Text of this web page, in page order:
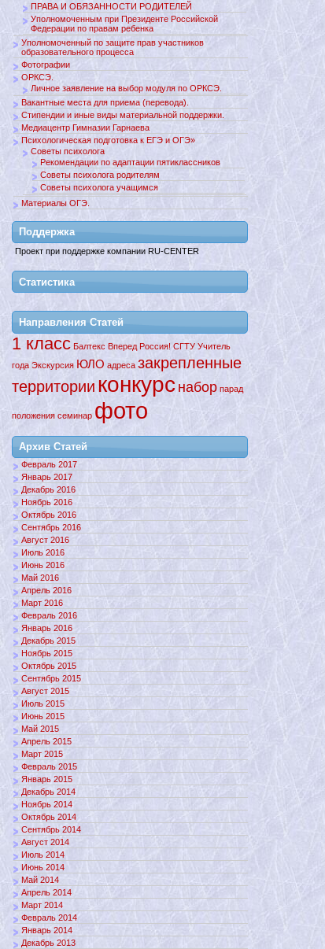
ПРАВА И ОБЯЗАННОСТИ РОДИТЕЛЕЙ
Уполномоченным при Президенте Российской
Федерации по правам ребенка
Уполномоченный по защите прав участников
образовательного процесса
Фотографии
ОРКСЭ.
Личное заявление на выбор модуля по ОРКСЭ.
Вакантные места для приема (перевода).
Стипендии и иные виды материальной поддержки.
Медиацентр Гимназии Гарнаева
Психологическая подготовка к ЕГЭ и ОГЭ»
Советы психолога
Рекомендации по адаптации пятиклассников
Советы психолога родителям
Советы психолога учащимся
Материалы ОГЭ.
Поддержкa
Проект при поддержке компании RU-CENTER
Статистика
Направления Статей
1 класс Балтекс Вперед Россия! СГТУ Учитель
года Экскурсия ЮЛО адреса закрепленные
территории конкурс набор парад
положения семинар фото
Архив Статей
Февраль 2017
Январь 2017
Декабрь 2016
Ноябрь 2016
Октябрь 2016
Сентябрь 2016
Август 2016
Июль 2016
Июнь 2016
Май 2016
Апрель 2016
Март 2016
Февраль 2016
Январь 2016
Декабрь 2015
Ноябрь 2015
Октябрь 2015
Сентябрь 2015
Август 2015
Июль 2015
Июнь 2015
Май 2015
Апрель 2015
Март 2015
Февраль 2015
Январь 2015
Декабрь 2014
Ноябрь 2014
Октябрь 2014
Сентябрь 2014
Август 2014
Июль 2014
Июнь 2014
Май 2014
Апрель 2014
Март 2014
Февраль 2014
Январь 2014
Декабрь 2013